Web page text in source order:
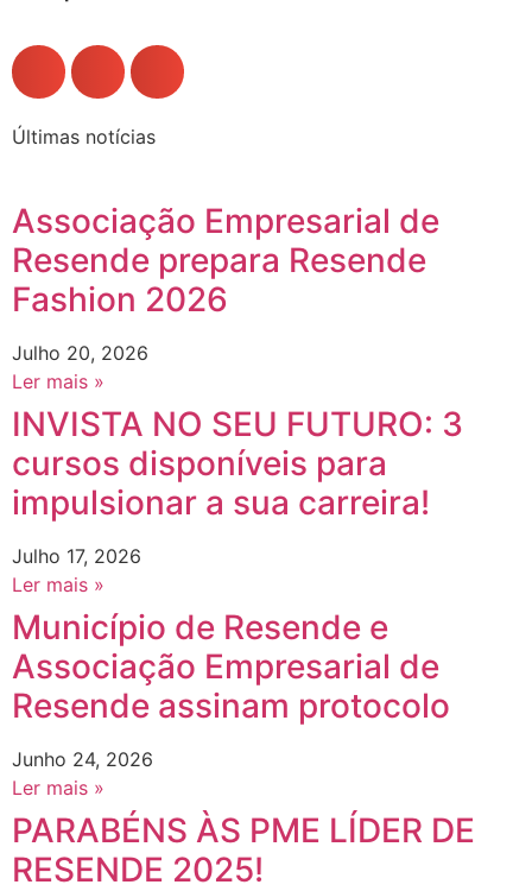
Últimas notícias
Associação Empresarial de
Resende prepara Resende
Fashion 2026
Julho 20, 2026
Ler mais »
INVISTA NO SEU FUTURO: 3
cursos disponíveis para
impulsionar a sua carreira!
Julho 17, 2026
Ler mais »
Município de Resende e
Associação Empresarial de
Resende assinam protocolo
Junho 24, 2026
Ler mais »
PARABÉNS ÀS PME LÍDER DE
RESENDE 2025!